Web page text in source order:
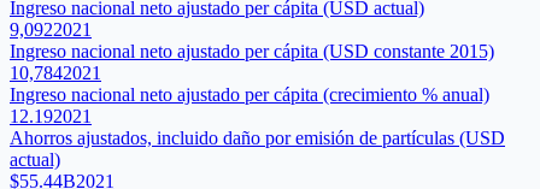
Ingreso nacional neto ajustado per cápita (USD actual)
9,0922021
Ingreso nacional neto ajustado per cápita (USD constante 2015)
10,7842021
Ingreso nacional neto ajustado per cápita (crecimiento % anual)
12.192021
Ahorros ajustados, incluido daño por emisión de partículas (USD
actual)
$55.44B2021